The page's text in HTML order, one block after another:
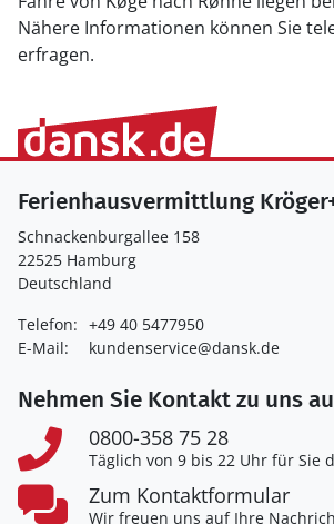
Nähere Informationen können Sie
erfragen.
Ferienhausvermittlung
Schnackenburgallee 158
22525 Hamburg
Deutschland
Telefon: +49 40 5477950
E-Mail:
kundenservice@dansk.de
Nehmen Sie Kontakt zu uns
0800-358 75 28
Täglich von 9 bis 22 Uhr für Sie
Zum Kontaktformular
Wir freuen uns auf Ihre